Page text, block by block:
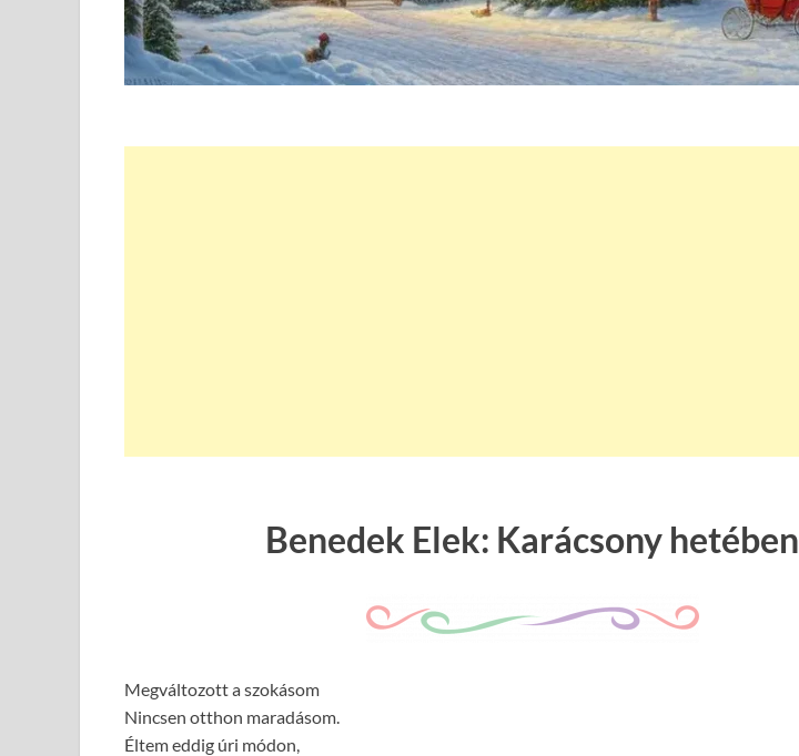
Benedek Elek: Karácsony hetében
Megváltozott a szokásom
Nincsen otthon maradásom.
Éltem eddig úri módon,